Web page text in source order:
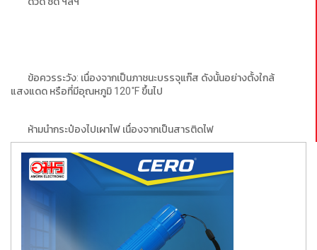
ข้อควรระวัง: เนื่องจากเป็นภาชนะบรรจุแก๊ส ดังนั้นอย่างตั้งใกล้
แสงแดด หรือที่มีอุณหภูมิ 120 ํF ขึ้นไป
ห้ามนำกระป๋องไปเผาไฟ เนื่องจากเป็นสารติดไฟ